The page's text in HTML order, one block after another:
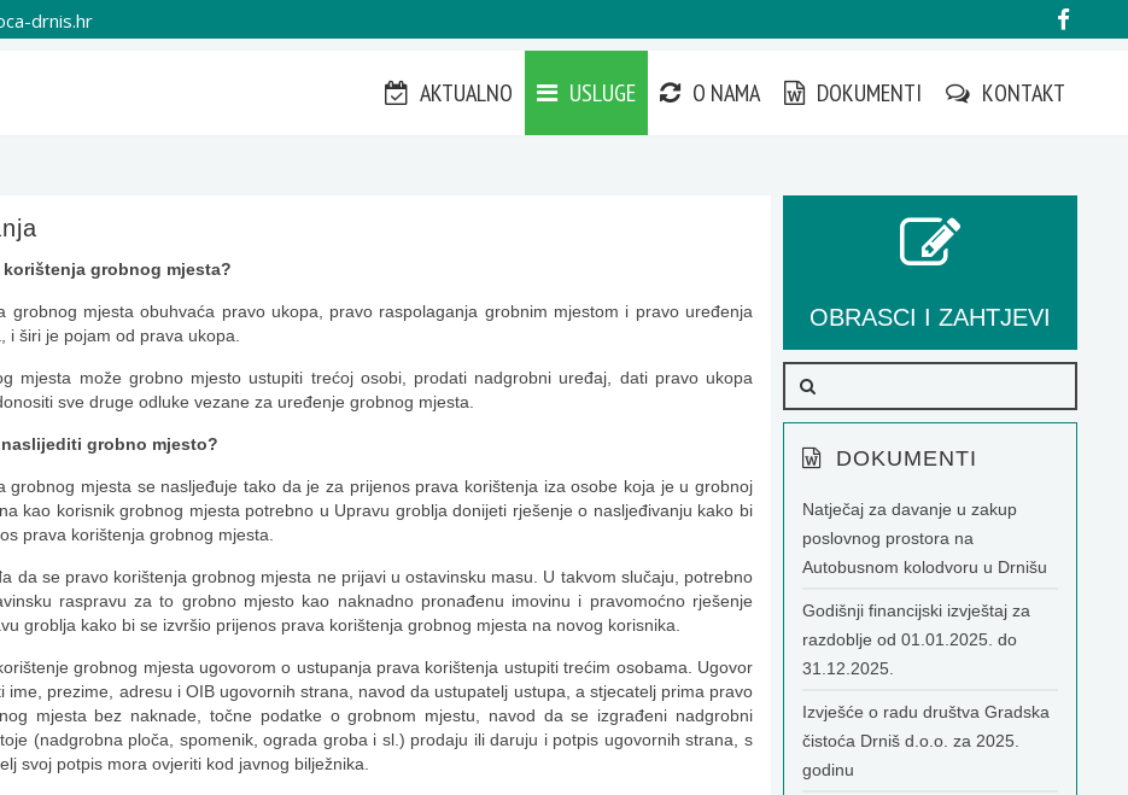
drnis.hr
AKTUALNO USLUGE O NAMA DOKUMENTI KONTAKT
grobnog mjesta?
grobnog mjesta obuhvaća pravo ukopa, pravo raspolaganja grobnim mjestom i pravo uređenja
i širi je pojam od prava ukopa.
mjesta može grobno mjesto ustupiti trećoj osobi, prodati nadgrobni uređaj, dati pravo ukopa
sve druge odluke vezane za uređenje grobnog mjesta.
naslijediti grobno mjesto?
grobnog mjesta se nasljeđuje tako da je za prijenos prava korištenja iza osobe koja je u grobnoj
kao korisnik grobnog mjesta potrebno u Upravu groblja donijeti rješenje o nasljeđivanju kako bi
prava korištenja grobnog mjesta.
da se pravo korištenja grobnog mjesta ne prijavi u ostavinsku masu. U takvom slučaju, potrebno
raspravu za to grobno mjesto kao naknadno pronađenu imovinu i pravomoćno rješenje
groblja kako bi se izvršio prijenos prava korištenja grobnog mjesta na novog korisnika.
grobnog mjesta ugovorom o ustupanja prava korištenja ustupiti trećim osobama. Ugovor
ime, prezime, adresu i OIB ugovornih strana, navod da ustupatelj ustupa, a stjecatelj prima pravo
mjesta bez naknade, točne podatke o grobnom mjestu, navod da se izgrađeni nadgrobni
(nadgrobna ploča, spomenik, ograda groba i sl.) prodaju ili daruju i potpis ugovornih strana, s
svoj potpis mora ovjeriti kod javnog bilježnika.
OBRASCI I ZAHTJEVI
DOKUMENTI
Natječaj za davanje u zakup
poslovnog prostora na
Autobusnom kolodvoru u Drnišu
Godišnji financijski izvještaj za
razdoblje od 01.01.2025. do
31.12.2025.
Izvješće o radu društva Gradska
čistoća Drniš d.o.o. za 2025.
godinu